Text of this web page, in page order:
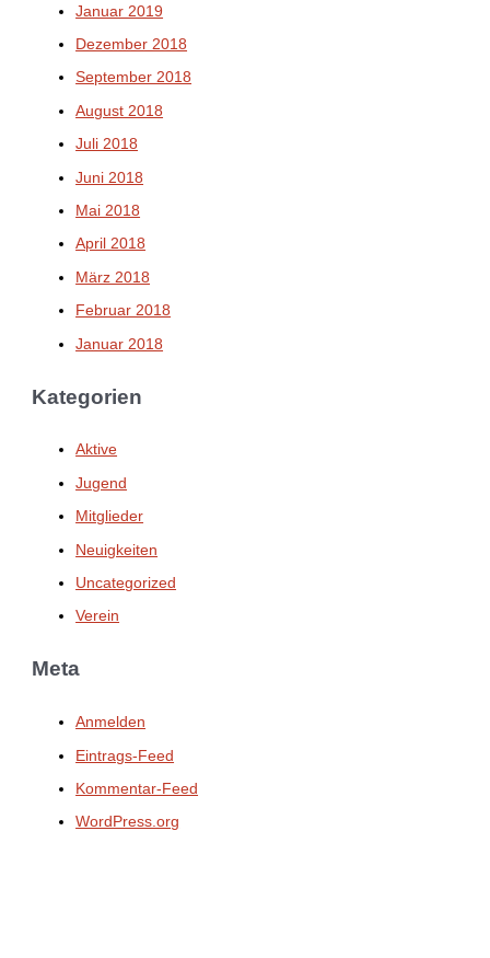
Januar 2019
Dezember 2018
September 2018
August 2018
Juli 2018
Juni 2018
Mai 2018
April 2018
März 2018
Februar 2018
Januar 2018
Kategorien
Aktive
Jugend
Mitglieder
Neuigkeiten
Uncategorized
Verein
Meta
Anmelden
Eintrags-Feed
Kommentar-Feed
WordPress.org